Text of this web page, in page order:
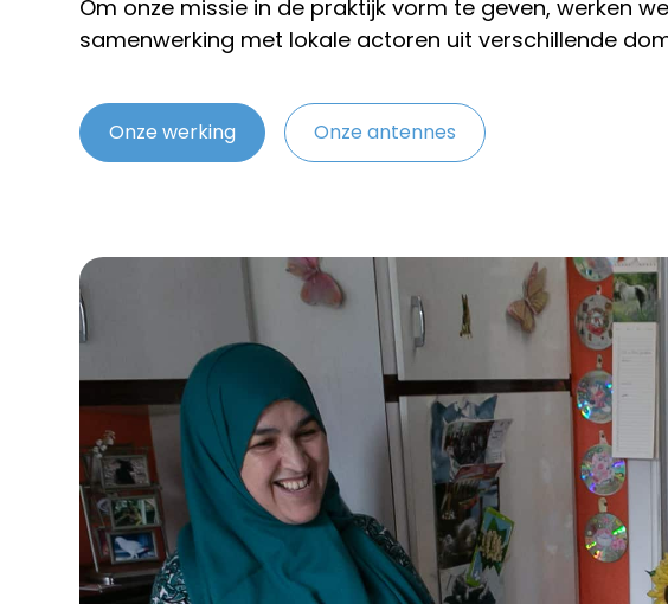
Om onze missie in de praktijk vorm te geven, werken
samenwerking met lokale actoren uit verschillende
Onze werking Onze antennes